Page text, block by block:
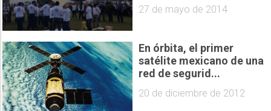
27 de mayo de 2014
En órbita, el primer
satélite mexicano de una
red de segurid...
20 de diciembre de 2012